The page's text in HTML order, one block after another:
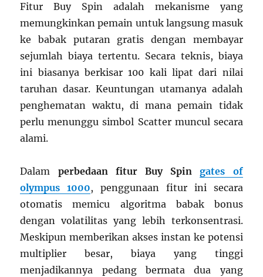
Fitur Buy Spin adalah mekanisme yang
memungkinkan pemain untuk langsung masuk
ke babak putaran gratis dengan membayar
sejumlah biaya tertentu. Secara teknis, biaya
ini biasanya berkisar 100 kali lipat dari nilai
taruhan dasar. Keuntungan utamanya adalah
penghematan waktu, di mana pemain tidak
perlu menunggu simbol Scatter muncul secara
alami.
Dalam perbedaan fitur Buy Spingates of
olympus 1000, penggunaan fitur ini secara
otomatis memicu algoritma babak bonus
dengan volatilitas yang lebih terkonsentrasi.
Meskipun memberikan akses instan ke potensi
multiplier besar, biaya yang tinggi
menjadikannya pedang bermata dua yang